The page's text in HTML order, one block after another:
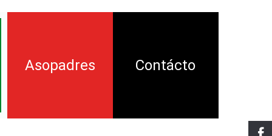
Asopadres Contácto